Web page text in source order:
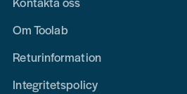
Om Toolab
Returinformation
Integritetspolicy